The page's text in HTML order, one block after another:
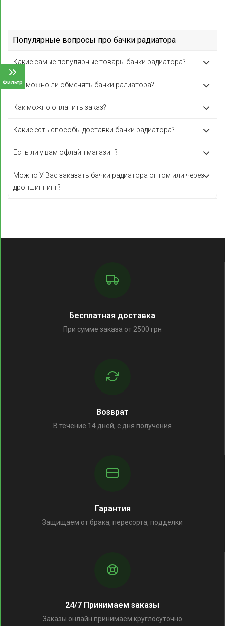
Фильтр
Популярные вопросы про бачки радиатора
Какие самые популярные товары бачки радиатора?
Возможно ли обменять бачки радиатора?
Как можно оплатить заказ?
Какие есть способы доставки бачки радиатора?
Есть ли у вам офлайн магазин?
Можно У Вас заказать бачки радиатора оптом или через
дропшиппинг?
Бесплатная доставка
При сумме заказа от 2500 грн
Возврат
В течение 14 дней, с дня получения
Гарантия
Защищаем от брака, пересорта, подделки
24/7 Принимаем заказы
Заказы онлайн принимаем круглосуточно